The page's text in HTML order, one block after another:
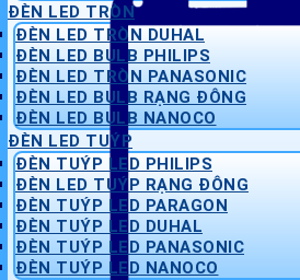
ĐÈN LED TRÒN
ĐÈN LED TRÒN DUHAL
ĐÈN LED BULB PHILIPS
ĐÈN LED TRÒN PANASONIC
ĐÈN LED BULB RẠNG ĐÔNG
ĐÈN LED BULB NANOCO
ĐÈN LED TUÝP
ĐÈN TUÝP LED PHILIPS
ĐÈN LED TUÝP RẠNG ĐÔNG
ĐÈN TUÝP LED PARAGON
ĐÈN TUÝP LED DUHAL
ĐÈN TUÝP LED PANASONIC
ĐÈN TUÝP LED NANOCO